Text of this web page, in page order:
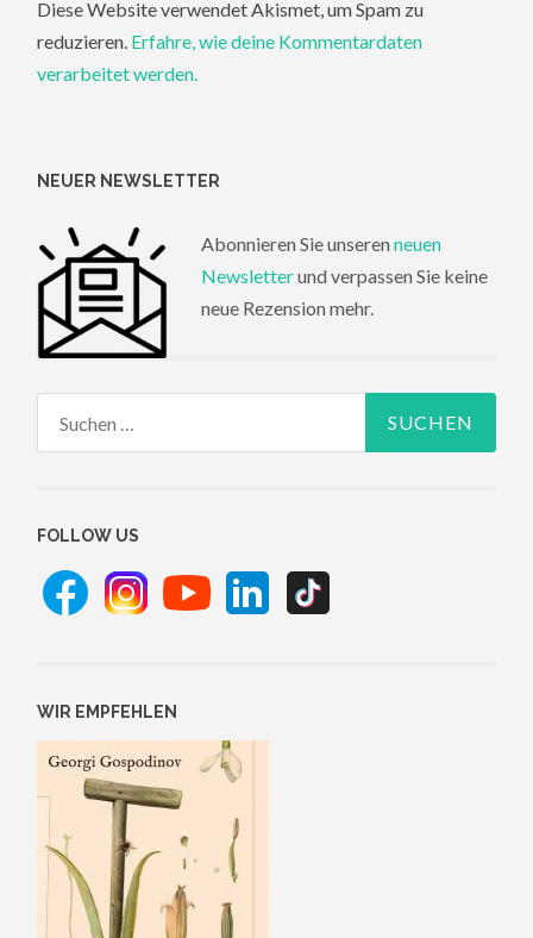
Diese Website verwendet Akismet, um Spam zu
reduzieren. Erfahre, wie deine Kommentardaten
verarbeitet werden.
NEUER NEWSLETTER
Abonnieren Sie unseren neuen
Newsletterund verpassen Sie keine
neue Rezension mehr.
FOLLOW US
WIR EMPFEHLEN